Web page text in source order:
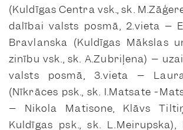
(Kuldīgas Centra vsk., sk.
dalībai valsts posmā, 2.vieta –
Bravlanska (Kuldīgas Mākslas
zinību vsk., sk. A.Zubriļena) –
valsts posmā, 3.vieta –
(Nīkrāces psk., sk. I.Matsate -
– Nikola Matisone, Klāvs
Kuldīgas psk., sk. L.Meirupska),